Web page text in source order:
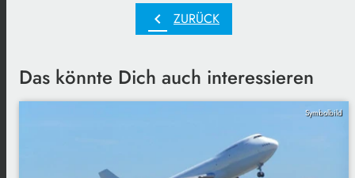
chevron_left ZURÜCK
Das könnte Dich auch interessieren
Symbolbild